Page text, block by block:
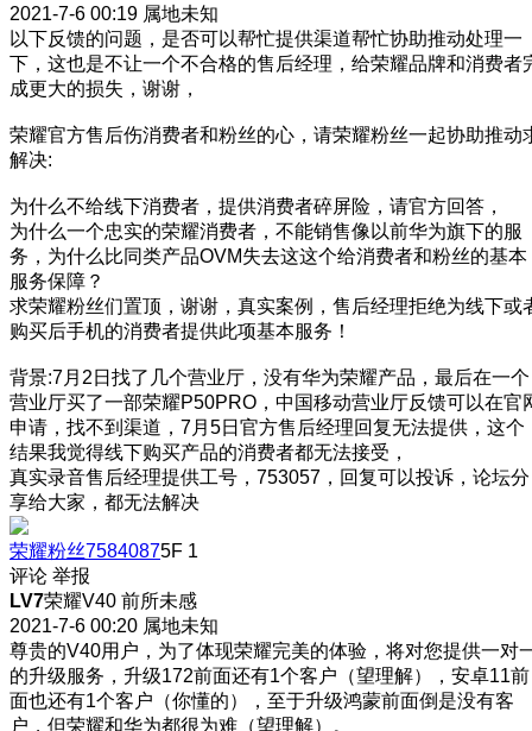
2021-7-6 00:19 属地未知
以下反馈的问题，是否可以帮忙提供渠道帮忙协助推动处理一
下，这也是不让一个不合格的售后经理，给荣耀品牌和消费者
成更大的损失，谢谢，
荣耀官方售后伤消费者和粉丝的心，请荣耀粉丝一起协助推动
解决:
为什么不给线下消费者，提供消费者碎屏险，请官方回答，
为什么一个忠实的荣耀消费者，不能销售像以前华为旗下的服
务，为什么比同类产品OVM失去这这个给消费者和粉丝的基本
服务保障？
求荣耀粉丝们置顶，谢谢，真实案例，售后经理拒绝为线下或
购买后手机的消费者提供此项基本服务！
背景:7月2日找了几个营业厅，没有华为荣耀产品，最后在一个
营业厅买了一部荣耀P50PRO，中国移动营业厅反馈可以在官
申请，找不到渠道，7月5日官方售后经理回复无法提供，这个
结果我觉得线下购买产品的消费者都无法接受，
真实录音售后经理提供工号，753057，回复可以投诉，论坛分
享给大家，都无法解决
荣耀粉丝75840875F 1
评论 举报
LV7荣耀V40 前所未感
2021-7-6 00:20 属地未知
尊贵的V40用户，为了体现荣耀完美的体验，将对您提供一对
的升级服务，升级172前面还有1个客户（望理解），安卓11前
面也还有1个客户（你懂的），至于升级鸿蒙前面倒是没有客
户，但荣耀和华为都很为难（望理解）。